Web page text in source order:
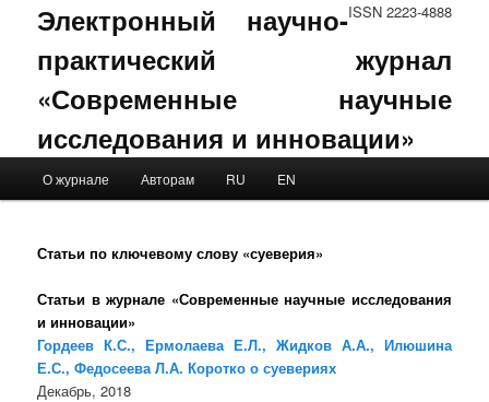
ISSN 2223-4888
Электронный научно-
практический журнал
«Современные научные
исследования и инновации»
Skip to primary content
Skip to secondary content
О журнале Авторам RU EN
Статьи по ключевому слову «суеверия»
Статьи в журнале «Современные научные исследования
и инновации»
Гордеев К.С., Ермолаева Е.Л., Жидков А.А., Илюшина
Е.С., Федосеева Л.А. Коротко о суевериях
Декабрь, 2018